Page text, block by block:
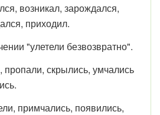
возникал, зарождался,
приходил.
"улетели безвозвратно".
пропали, скрылись, умчались
примчались, появились,